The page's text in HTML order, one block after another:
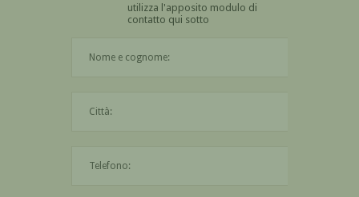
utilizza l'apposito modulo di
contatto qui sotto